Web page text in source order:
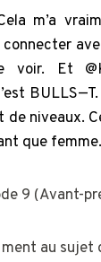
m’a
voir. Et
BULLS—T.
niveaux.
que femme.
9 (Avant-
au sujet